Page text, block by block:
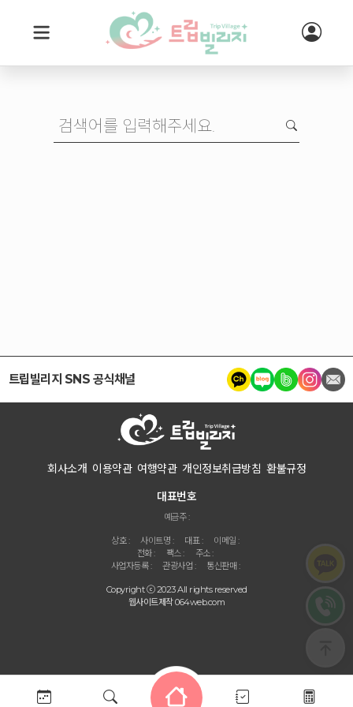
트립빌리지 SNS 공식채널
회사소개 이용약관 여행약관 개인정보취급방침 환불규정
대표번호
예금주 :
상호 : 사이트명 : 대표 :
이메일 :
전화 :
팩스 :
주소 :
사업자등록 :
관광사업 : 통신판매 :
Copyright ⓒ 2023All rights reserved
웹사이트제작064web.com